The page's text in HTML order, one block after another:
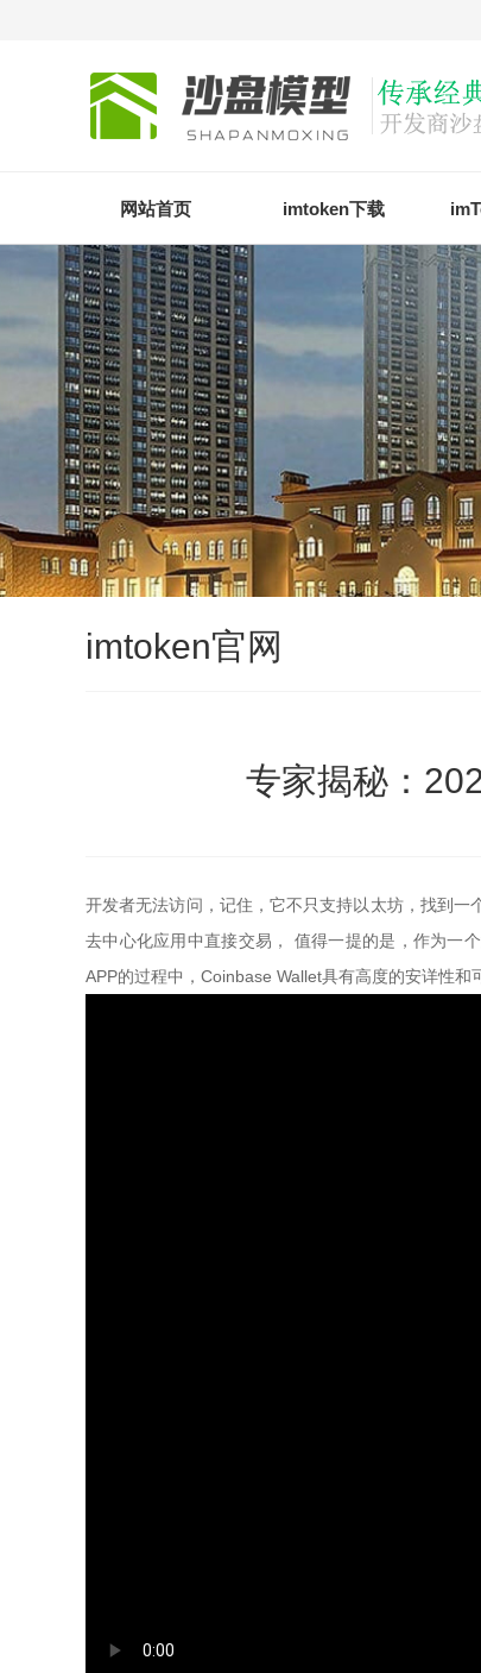
网站首页 imtoken下载
imtoken官网
专家揭秘：
开发者无法访问，记住，它不只支持以太坊，找到
去中心化应用中直接交易， 值得一提的是，作为一
APP的过程中，Coinbase Wallet具有高度的安详性和